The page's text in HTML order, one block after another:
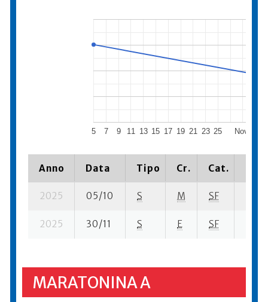
5 7 9 11 13 15 17 19 21 23 25
Anno Data Tipo Cr. Cat.
2025 05/10 S M SF
2025 30/11 S E SF
MARATONINA A